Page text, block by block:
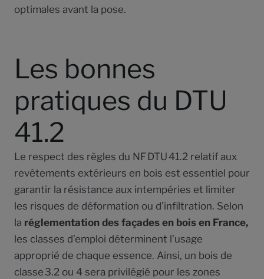
optimales avant la pose.
Les bonnes
pratiques du DTU
41.2
Le respect des règles du NF DTU 41.2 relatif aux
revêtements extérieurs en bois est essentiel pour
garantir la résistance aux intempéries et limiter
les risques de déformation ou d’infiltration. Selon
la réglementation des façades en bois en France,
les classes d’emploi déterminent l’usage
approprié de chaque essence. Ainsi, un bois de
classe 3.2 ou 4 sera privilégié pour les zones